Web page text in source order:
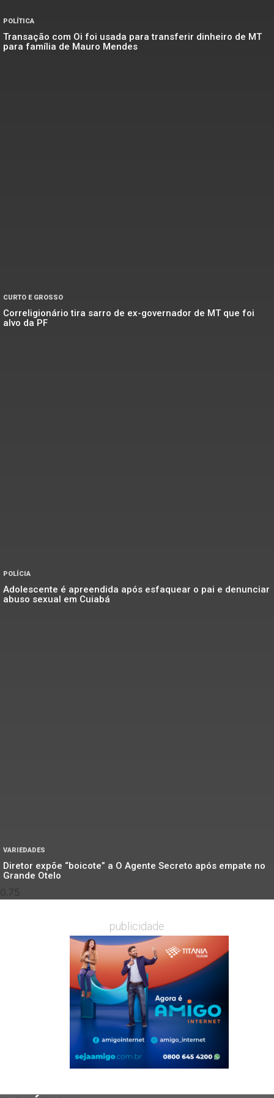
POLÍTICA
Transação com Oi foi usada para transferir dinheiro de MT
para família de Mauro Mendes
CURTO E GROSSO
Correligionário tira sarro de ex-governador de MT que foi
alvo da PF
POLÍCIA
Adolescente é apreendida após esfaquear o pai e denunciar
abuso sexual em Cuiabá
VARIEDADES
Diretor expõe “boicote” a O Agente Secreto após empate no
Grande Otelo
publicidade